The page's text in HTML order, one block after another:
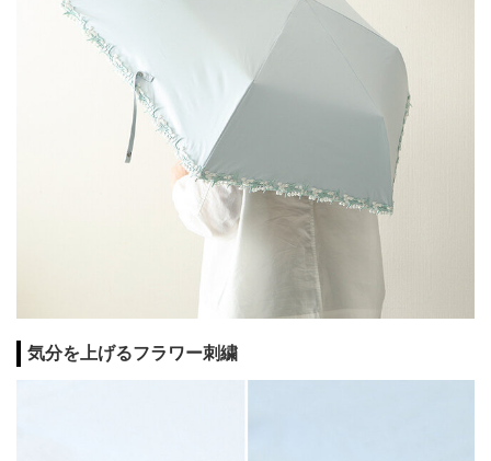
気分を上げるフラワー刺繍